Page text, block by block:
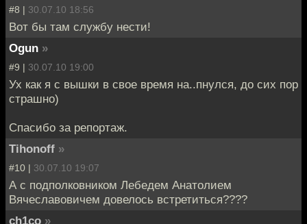
#8 | 30.07.10 18:56
Вот бы там службу нести!
Ogun »
#9 | 30.07.10 19:00
Ух как я с вышки в свое время на..пнулся, до сих пор
страшно)
Спасибо за репортаж.
Tihonoff »
#10 | 30.07.10 19:07
А с подполковником Лебедем Анатолием
Вячеславовичем довелось встретиться????
ch1co »